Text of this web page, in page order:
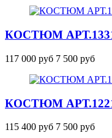
КОСТЮМ
117 000 руб 7 500 руб
КОСТЮМ
115 400 руб 7 500 руб